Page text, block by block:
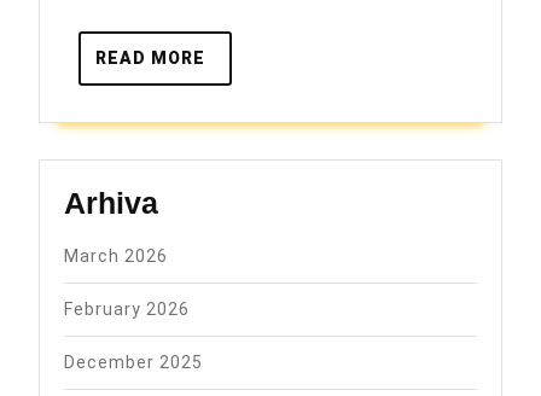
izborili
plasman
u
Banja
READ MORE
MORE
Arhiva
March 2026
February 2026
December 2025